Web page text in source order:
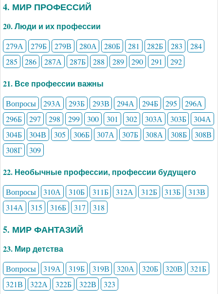
4. МИР ПРОФЕССИЙ
20. Люди и их профессии
279А 279Б 279В 280А 280Б 281 282Б 283
284
285
286 287А 287Б 288 289 290 291 292
21. Все профессии важны
Вопросы 293А 293Б 293В 294А 294Б 295
296А
296Б
297 298 299 300 301 302 303А 303Б
304А
304Б
304В 305 306Б 307А 307Б 308А 308Б
308В
308Г
309
22. Необычные профессии, профессии будущего
Вопросы 310А 310Б 311Б 312А 312Б 313Б
313В
314А
315 316Б 317 318
5. МИР ФАНТАЗИЙ
23. Мир детства
Вопросы 319А 319Б 319В 320А 320Б 320В
321Б
321В
322А 322Б 322В 323